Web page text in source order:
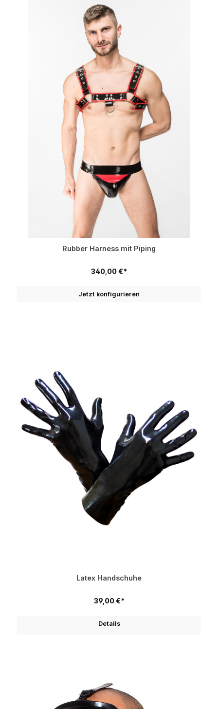
Rubber Harness mit Piping
340,00 €*
Jetzt konfigurieren
Latex Handschuhe
39,00 €*
Details